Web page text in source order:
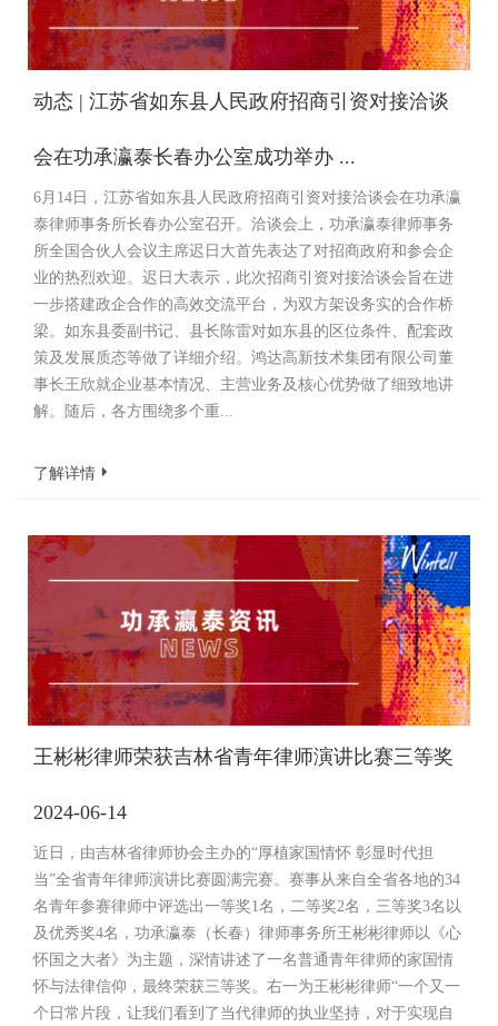
动态 | 江苏省如东县人民政府招商引资对接洽谈
会在功承瀛泰长春办公室成功举办 ...
6月14日，江苏省如东县人民政府招商引资对接洽谈会在功承瀛
泰律师事务所长春办公室召开。洽谈会上，功承瀛泰律师事务
所全国合伙人会议主席迟日大首先表达了对招商政府和参会企
业的热烈欢迎。迟日大表示，此次招商引资对接洽谈会旨在进
一步搭建政企合作的高效交流平台，为双方架设务实的合作桥
梁。如东县委副书记、县长陈雷对如东县的区位条件、配套政
策及发展质态等做了详细介绍。鸿达高新技术集团有限公司董
事长王欣就企业基本情况、主营业务及核心优势做了细致地讲
解。随后，各方围绕多个重...
了解详情
王彬彬律师荣获吉林省青年律师演讲比赛三等奖
2024-06-14
近日，由吉林省律师协会主办的“厚植家国情怀 彰显时代担
当”全省青年律师演讲比赛圆满完赛。赛事从来自全省各地的34
名青年参赛律师中评选出一等奖1名，二等奖2名，三等奖3名以
及优秀奖4名，功承瀛泰（长春）律师事务所王彬彬律师以《心
怀国之大者》为主题，深情讲述了一名普通青年律师的家国情
怀与法律信仰，最终荣获三等奖。右一为王彬彬律师“一个又一
个日常片段，让我们看到了当代律师的执业坚持，对于实现自